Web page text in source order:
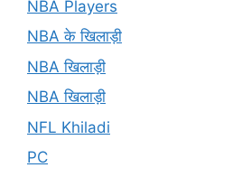
NBA Players
NBA के खिलाड़ी
NBA खिलाड़ी
NBA खिलाड़ी
NFL Khiladi
PC